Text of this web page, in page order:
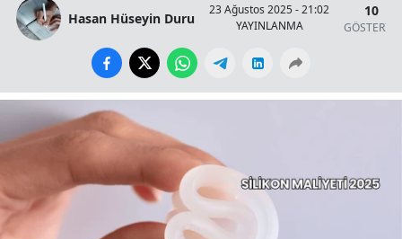
Hasan Hüseyin Duru
23 Ağustos 2025 - 21:02
YAYINLANMA
10
GÖSTERİM